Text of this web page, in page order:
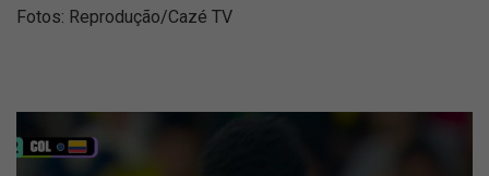
Fotos: Reprodução/Cazé TV